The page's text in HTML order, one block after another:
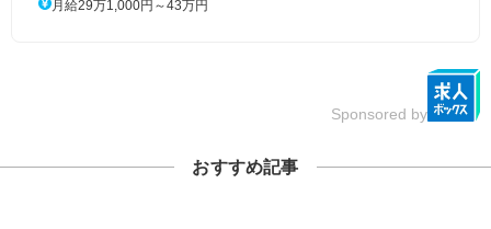
月給29万1,000円～43万円
Sponsored by
おすすめ記事